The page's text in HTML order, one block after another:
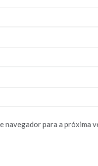
navegador para a próxima